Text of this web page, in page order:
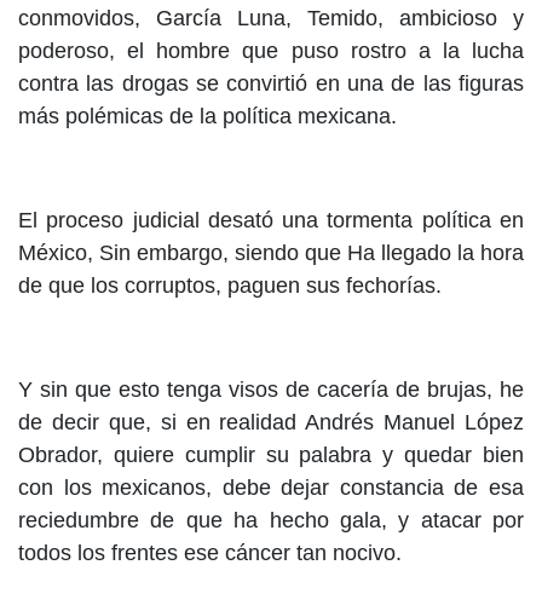
conmovidos, García Luna, Temido, ambicioso y
poderoso, el hombre que puso rostro a la lucha
contra las drogas se convirtió en una de las figuras
más polémicas de la política mexicana.
El proceso judicial desató una tormenta política en
México, Sin embargo, siendo que Ha llegado la hora
de que los corruptos, paguen sus fechorías.
Y sin que esto tenga visos de cacería de brujas, he
de decir que, si en realidad Andrés Manuel López
Obrador, quiere cumplir su palabra y quedar bien
con los mexicanos, debe dejar constancia de esa
reciedumbre de que ha hecho gala, y atacar por
todos los frentes ese cáncer tan nocivo.